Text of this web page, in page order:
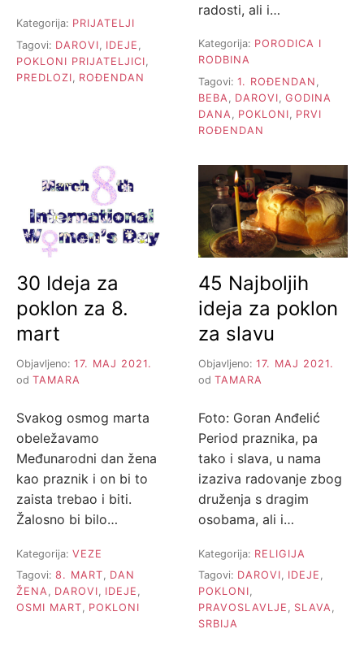
Kategorija: PRIJATELJI
Tagovi: DAROVI IDEJE
POKLONI PRIJATELJICI
PREDLOZI
ROĐENDAN
radosti, ali i…
Kategorija: PORODICA I
RODBINA
Tagovi: 1. ROĐENDAN
BEBA
DAROVI GODINA
DANA
POKLONI
PRVI
ROĐENDAN
30 Ideja za
poklon za 8.
mart
Objavljeno: 17. MAJ 2021.
od TAMARA
Svakog osmog marta
obeležavamo
Međunarodni dan žena
kao praznik i on bi to
zaista trebao i biti.
Žalosno bi bilo…
Kategorija: VEZE
Tagovi: 8. MART
DAN
ŽENA
DAROVI IDEJE
OSMI MART
POKLONI
45 Najboljih
ideja za poklon
za slavu
Objavljeno: 17. MAJ 2021.
od TAMARA
Foto: Goran Anđelić
Period praznika, pa
tako i slava, u nama
izaziva radovanje zbog
druženja s dragim
osobama, ali i…
Kategorija: RELIGIJA
Tagovi: DAROVI IDEJE
POKLONI
PRAVOSLAVLJE
SLAVA
SRBIJA